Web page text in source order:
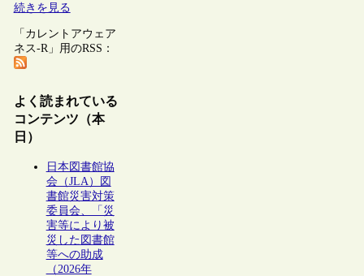
続きを見る
「カレントアウェア
ネス-R」用のRSS：
よく読まれている
コンテンツ（本
日）
日本図書館協
会（JLA）図
書館災害対策
委員会、「災
害等により被
災した図書館
等への助成
（2026年